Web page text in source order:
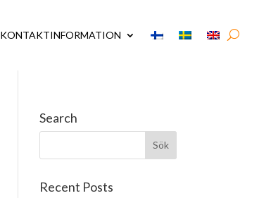
KONTAKTINFORMATION
Search
Recent Posts